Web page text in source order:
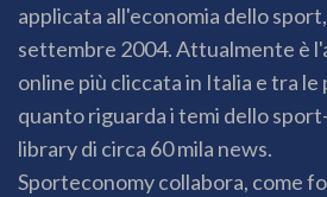
applicata all'economia dello
settembre 2004. Attualmente è
online più cliccata in Italia e tra le
quanto riguarda i temi dello
library di circa 60 mila news.
Sporteconomy collabora, come